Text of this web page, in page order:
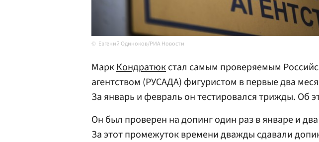
Евгений Одиноков/РИА Новости
МаркКондратюкстал самым проверяемым
агентством (РУСАДА) фигуристом в первые два
За январь и февраль он тестировался трижды. Об
Он был проверен на допинг один раз в январе и
За этот промежуток времени дважды сдавали